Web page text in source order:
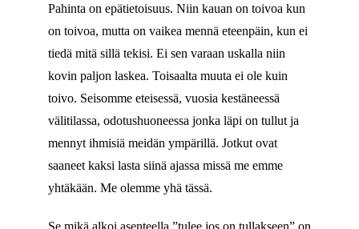
Pahinta on epätietoisuus. Niin kauan on toivoa kun
on toivoa, mutta on vaikea mennä eteenpäin, kun ei
tiedä mitä sillä tekisi. Ei sen varaan uskalla niin
kovin paljon laskea. Toisaalta muuta ei ole kuin
toivo. Seisomme eteisessä, vuosia kestäneessä
välitilassa, odotushuoneessa jonka läpi on tullut ja
mennyt ihmisiä meidän ympärillä. Jotkut ovat
saaneet kaksi lasta siinä ajassa missä me emme
yhtäkään. Me olemme yhä tässä.